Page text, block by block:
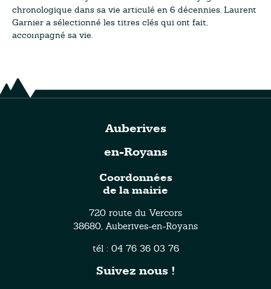
chronologique dans sa vie articulé en 6 décennies. Laurent
Garnier a sélectionné les titres clés qui ont fait,
accompagné sa vie.
Auberives
en-Royans
Coordonnées
de la mairie
720 route du Vercors
38680, Auberives-en-Royans
tél : 04 76 36 03 76
Suivez nous !